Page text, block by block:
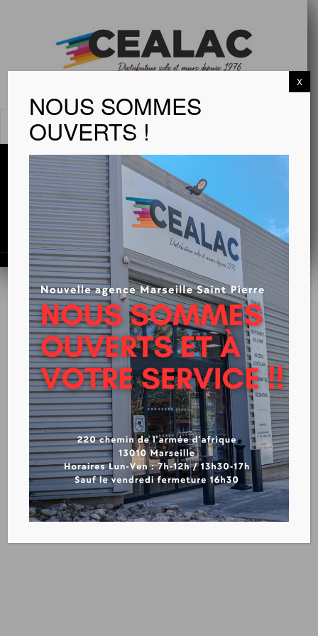
MENU
PREPARATION DES SUPPORTS
MURS
SOLS
NOUS SOMMES
OUVERTS !
X